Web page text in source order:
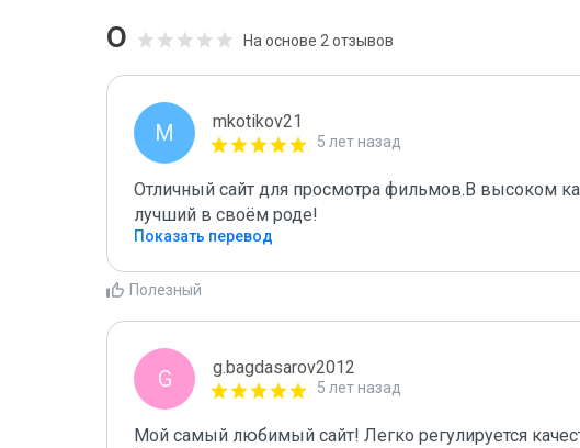
0 На основе 2 отзывов
M mkotikov21
5 лет назад
Отличный сайт для просмотра фильмов.В высоком
лучший в своём роде!
Показать перевод
Полезный
G g.bagdasarov2012
5 лет назад
Мой самый любимый сайт! Легко регулируется